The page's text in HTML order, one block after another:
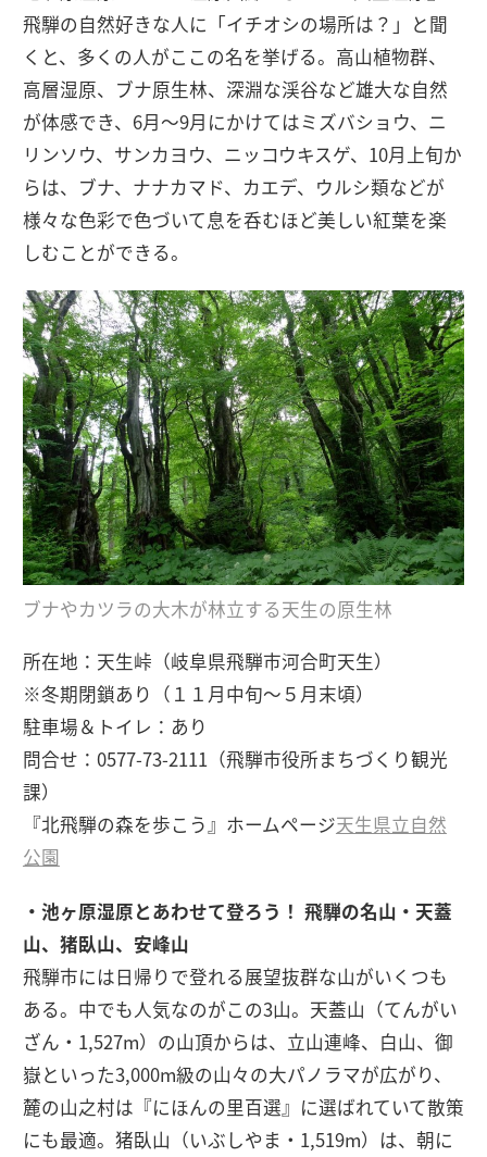
飛騨の自然好きな人に「イチオシの場所は？」と聞
くと、多くの人がここの名を挙げる。高山植物群、
高層湿原、ブナ原生林、深淵な渓谷など雄大な自然
が体感でき、6月〜9月にかけてはミズバショウ、ニ
リンソウ、サンカヨウ、ニッコウキスゲ、10月上旬か
らは、ブナ、ナナカマド、カエデ、ウルシ類などが
様々な色彩で色づいて息を呑むほど美しい紅葉を楽
しむことができる。
ブナやカツラの大木が林立する天生の原生林
所在地：天生峠（岐阜県飛騨市河合町天生）
※冬期閉鎖あり（１１月中旬～５月末頃）
駐車場＆トイレ：あり
問合せ：0577-73-2111（飛騨市役所まちづくり観光
課）
『北飛騨の森を歩こう』ホームページ天生県立自然
公園
・池ヶ原湿原とあわせて登ろう！ 飛騨の名山・天蓋
山、猪臥山、安峰山
飛騨市には日帰りで登れる展望抜群な山がいくつも
ある。中でも人気なのがこの3山。天蓋山（てんがい
ざん・1,527m）の山頂からは、立山連峰、白山、御
嶽といった3,000m級の山々の大パノラマが広がり、
麓の山之村は『にほんの里百選』に選ばれていて散策
にも最適。猪臥山（いぶしやま・1,519m）は、朝に